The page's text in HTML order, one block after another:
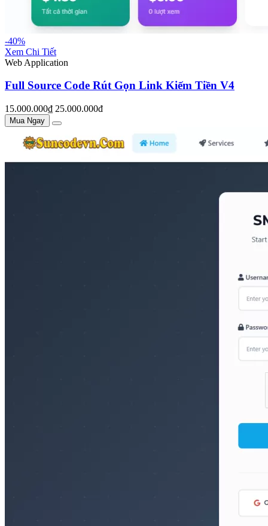
-40%
Xem Chi Tiết
Web Application
Full Source Code Rút Gọn Link Kiếm Tiền V4
15.000.000₫ 25.000.000đ
Mua Ngay